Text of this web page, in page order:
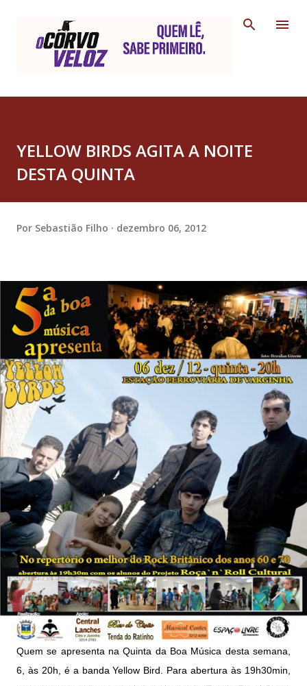
YELLOW BIRDS AGITA A NOITE
DESTA QUINTA
Por Sebastião Filho dezembro 06, 2012
Quem se apresenta na Quinta da Boa Música desta semana,
6, às 20h, é a banda Yellow Bird. Para abertura às 19h30min,